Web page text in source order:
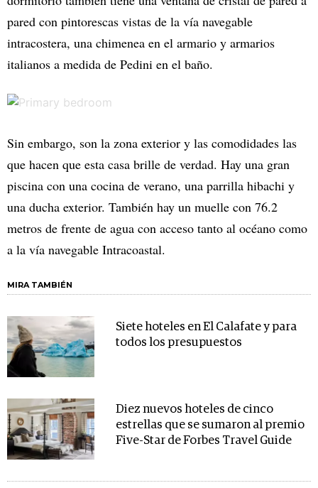
pared con pintorescas vistas de la vía navegable
intracostera, una chimenea en el armario y armarios
italianos a medida de Pedini en el baño.
Sin embargo, son la zona exterior y las comodidades las
que hacen que esta casa brille de verdad. Hay una gran
piscina con una cocina de verano, una parrilla hibachi y
una ducha exterior. También hay un muelle con 76.2
metros de frente de agua con acceso tanto al océano como
a la vía navegable Intracoastal.
MIRA TAMBIÉN
Siete hoteles en El Calafate y para
todos los presupuestos
Diez nuevos hoteles de cinco
estrellas que se sumaron al premio
Five-Star de Forbes Travel Guide